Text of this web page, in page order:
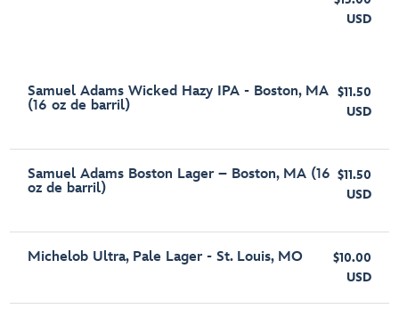
USD
Samuel Adams Wicked Hazy IPA - Boston, MA
(16 oz de barril)
$11.50
USD
Samuel Adams Boston Lager – Boston, MA (16
oz de barril)
$11.50
USD
Michelob Ultra, Pale Lager - St. Louis, MO
$10.00
USD